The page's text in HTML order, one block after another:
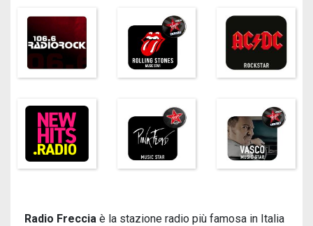
Radio Freccia è la stazione radio più famosa in Italia